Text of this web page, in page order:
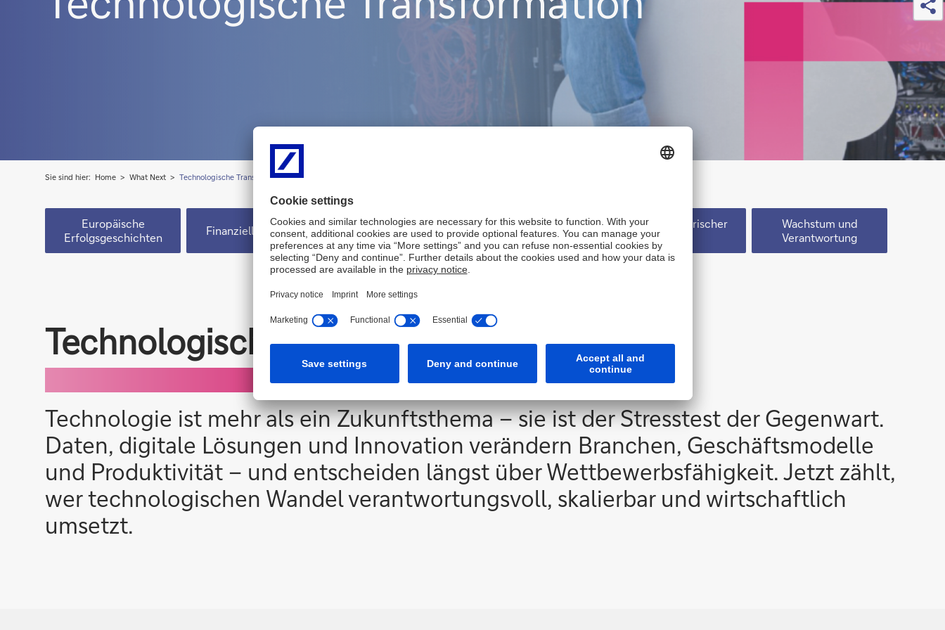
Sie sind hier: Home What Next Technologische Transformation
Europäische
Erfolgsgeschichten
Finanzielle Freiheit
Technologische
Transformation
Wandel gestalten
Unternehmerischer
Wachstum und
Verantwortung
Technologische Transformation
Technologie ist mehr als ein Zukunftsthema – sie ist der Stresstest der Gegenwart.
Daten, digitale Lösungen und Innovation verändern Branchen, Geschäftsmodelle
und Produktivität – und entscheiden längst über Wettbewerbsfähigkeit. Jetzt zählt,
wer technologischen Wandel verantwortungsvoll, skalierbar und wirtschaftlich
umsetzt.